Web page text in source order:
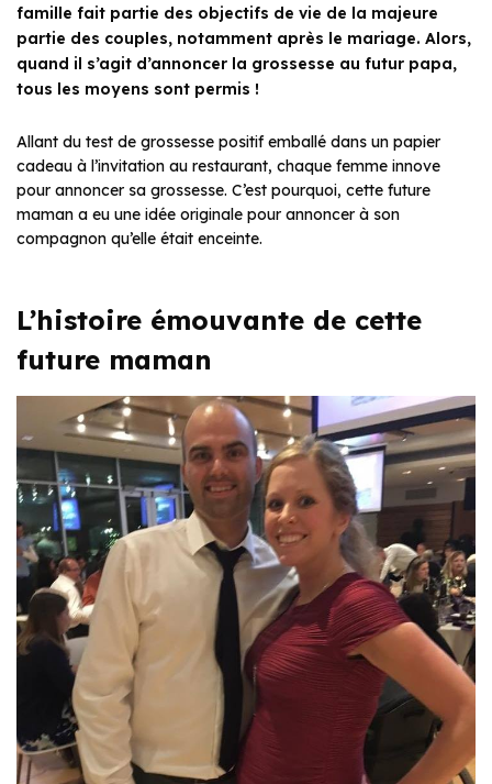
famille fait partie des objectifs de vie de la majeure
partie des couples, notamment après le mariage. Alors,
quand il s’agit d’annoncer la grossesse au futur papa,
tous les moyens sont permis !
Allant du test de grossesse positif emballé dans un papier
cadeau à l’invitation au restaurant, chaque femme innove
pour annoncer sa grossesse. C’est pourquoi, cette future
maman a eu une idée originale pour annoncer à son
compagnon qu’elle était enceinte.
L’histoire émouvante de cette
future maman